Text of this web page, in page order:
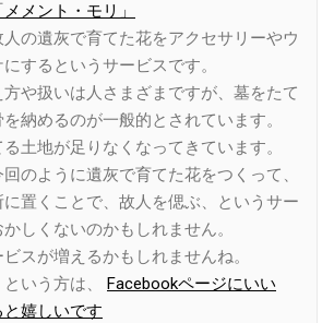
メント・モリ」
の遺灰で育てた花をアクセサリーやウ
するというサービスです。
や扱いは人さまざまですが、墓をたて
納めるのが一般的とされています。
土地が足りなくなってきています。
のように遺灰で育てた花をつくって、
置くことで、故人を偲ぶ、というサー
しくないのかもしれません。
スが増えるかもしれませんね。
いう方は、
Facebookページにいい
嬉しいです